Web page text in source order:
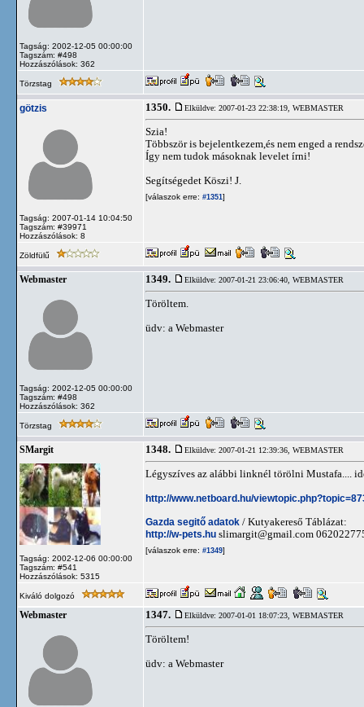
Tagság: 2002-12-05 00:00:00
Tagszám: #498
Hozzászólások: 362
Törzstag
götzis
Tagság: 2007-01-14 10:04:50
Tagszám: #39971
Hozzászólások: 8
1350. Elküldve: 2007-01-23 22:38:19, WEBMASTER
Szia!
Többször is bejelentkezem,és nem enged a
Így nem tudok másoknak levelet írni!
Segítségedet Köszi! J.
[válaszok erre: #1351]
Zöldfülű
Webmaster
Tagság: 2002-12-05 00:00:00
Tagszám: #498
Hozzászólások: 362
1349. Elküldve: 2007-01-21 23:06:40, WEBMASTER
Töröltem.
üdv: a Webmaster
Törzstag
SMargit
Tagság: 2002-12-06 00:00:00
Tagszám: #541
Hozzászólások: 5315
1348. Elküldve: 2007-01-21 12:39:36, WEBMASTER
Légyszíves az alábbi linknél törölni Mustafa....
http://www.netboard.hu/
Gazda segitő adatok / Kutyakereső Táblázat:
http://w-pets.hu slimargit@gmail.com
[válaszok erre: #1349]
Kiváló dolgozó
Webmaster 1347. Elküldve: 2007-01-01 18:07:23, WEBMASTER
Töröltem!
üdv: a Webmaster